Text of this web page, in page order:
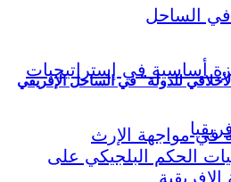
للدولة” في الساحل الإفريقي